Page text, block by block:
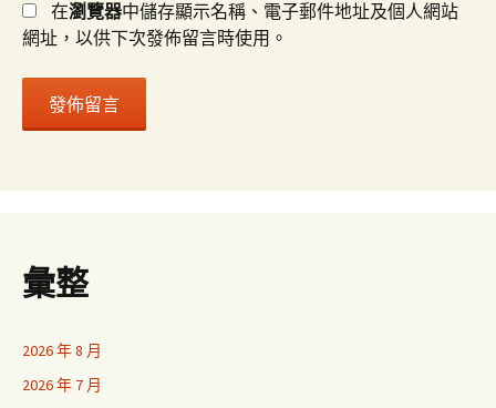
在瀏覽器中儲存顯示名稱、電子郵件地址及個人網站
網址，以供下次發佈留言時使用。
彙整
2026 年 8 月
2026 年 7 月